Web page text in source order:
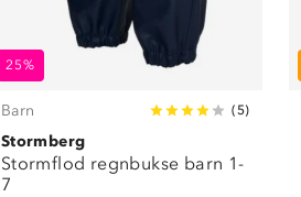
25%
Barn (5)
Stormberg
Stormflod regnbukse barn 1-
7